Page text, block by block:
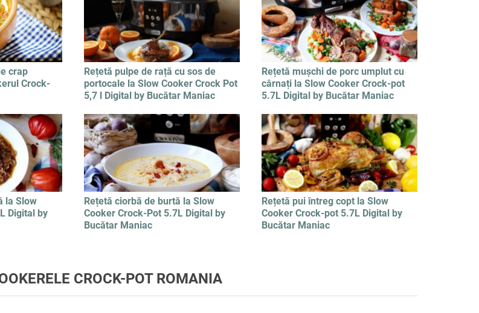
crap
Crock-
Rețetă pulpe de rață cu sos de
portocale la Slow Cooker Crock Pot
5,7 l Digital by Bucătar Maniac
Rețetă mușchi de porc umplut cu
cârnați la Slow Cooker Crock-pot
5.7L Digital by Bucătar Maniac
la Slow
Digital by
Rețetă ciorbă de burtă la Slow
Cooker Crock-Pot 5.7L Digital by
Bucătar Maniac
Rețetă pui întreg copt la Slow
Cooker Crock-pot 5.7L Digital by
Bucătar Maniac
CROCK-POT ROMANIA